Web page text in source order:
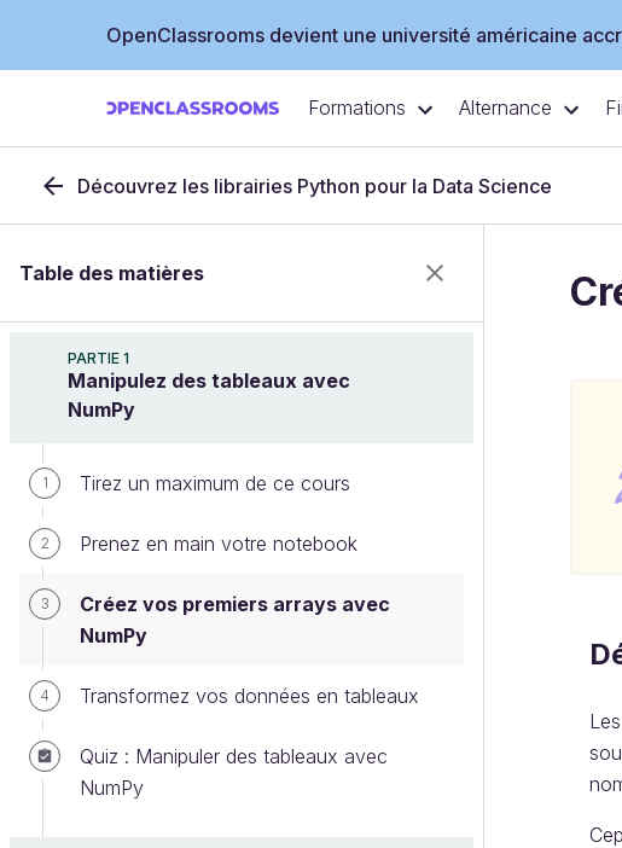
OpenClassrooms devient une université américaine
Formations Alternance
Découvrez les librairies Python pour la Data Science
Table des matières
PARTIE 1
Manipulez des tableaux avec
NumPy
1 Tirez un maximum de ce cours
2 Prenez en main votre notebook
3
Créez vos premiers arrays avec
NumPy
4 Transformez vos données en tableaux
Quiz : Manipuler des tableaux avec
NumPy